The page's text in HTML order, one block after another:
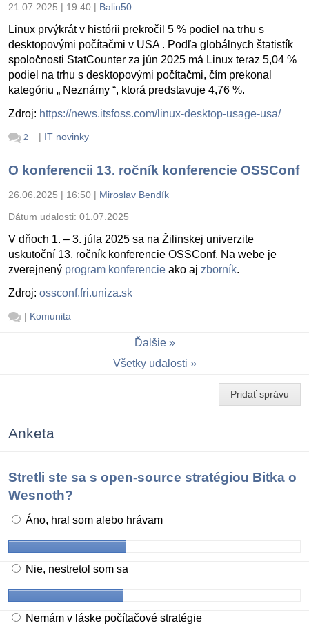
21.07.2025 | 19:40 | Balin50
Linux prvýkrát v histórii prekročil 5 % podiel na trhu s
desktopovými počítačmi v USA . Podľa globálnych štatistík
spoločnosti StatCounter za jún 2025 má Linux teraz 5,04 %
podiel na trhu s desktopovými počítačmi, čím prekonal
kategóriu „ Neznámy “, ktorá predstavuje 4,76 %.
Zdroj: https://news.itsfoss.com/linux-desktop-usage-usa/
2 | IT novinky
O konferencii 13. ročník konferencie OSSConf
26.06.2025 | 16:50 | Miroslav Bendík
Dátum udalosti: 01.07.2025
V dňoch 1. – 3. júla 2025 sa na Žilinskej univerzite
uskutoční 13. ročník konferencie OSSConf. Na webe je
zverejnený program konferencie ako aj zborník.
Zdroj: ossconf.fri.uniza.sk
| Komunita
Ďalšie
Všetky udalosti
Pridať správu
Anketa
Stretli ste sa s open-source stratégiou Bitka o
Wesnoth?
Áno, hral som alebo hrávam
Nie, nestretol som sa
Nemám v láske počítačové stratégie